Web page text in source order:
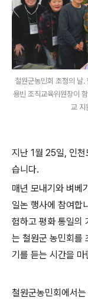
철원군농민회 초청의 날.
용빈 조직교육위원장이
교 지
지난 1월 25일, 인
습니다.
매년 모내기와 벼베
일논 행사에 참여합
험하고 평화 통일의
는 철원군 농민회를
기를 듣는 시간을 마
철원군농민회에서